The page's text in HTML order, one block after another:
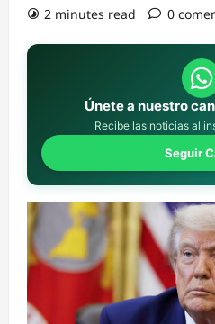
2 minutes read
0
Únete a nuestro
Recibe las noticias al
Seguir